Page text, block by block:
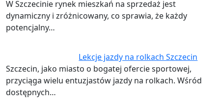
W Szczecinie rynek mieszkań na sprzedaż jest
dynamiczny i zróżnicowany, co sprawia, że każdy
potencjalny…
Lekcje jazdy na rolkach Szczecin
Szczecin, jako miasto o bogatej ofercie sportowej,
przyciąga wielu entuzjastów jazdy na rolkach. Wśród
dostępnych…